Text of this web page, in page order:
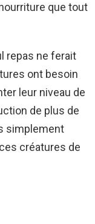
que tout
repas ne ferait
ont besoin
leur niveau de
de plus de
simplement
créatures de